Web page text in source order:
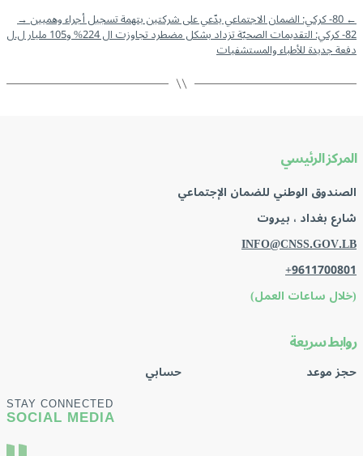
←80- كركي: الضمان الاجتماعي يدّعي على شركتين بتهمة تسجيل أجراء وهميين →
82- كركي: التقديمات الصحيّة تزداد بشكل مضطرد تجاوزت ال 224% و105 مليار ل.ل
دفعة جديدة للأطباء والمستشفيات
المركز الرئيسي
الصندوق الوطني للضمان الإجتماعي
شارع بغداد ، بيروت
INFO@CNSS.GOV.LB
+9611700801
(خلال ساعات العمل)
روابط سريعة
حجز موعد حسابي
STAY CONNECTED
SOCIAL MEDIA